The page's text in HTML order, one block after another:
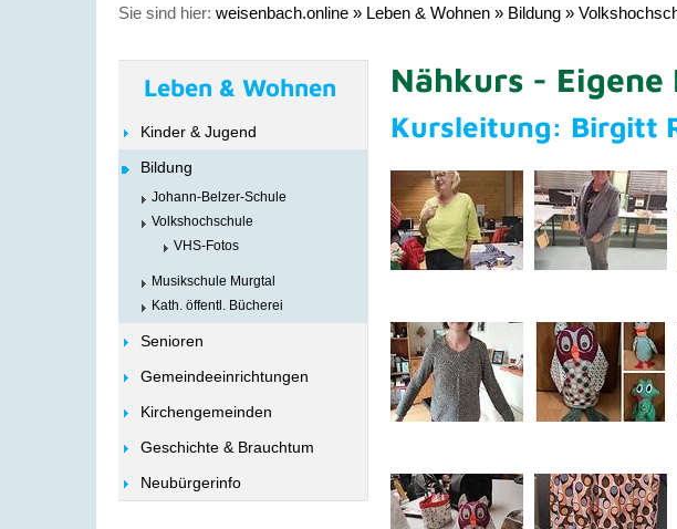
Sie sind hier: weisenbach.online » Leben & Wohnen » Bildung »
Leben & Wohnen
Kinder & Jugend
Bildung
Johann-Belzer-Schule
Volkshochschule
VHS-Fotos
Musikschule Murgtal
Kath. öffentl. Bücherei
Senioren
Gemeindeeinrichtungen
Kirchengemeinden
Geschichte & Brauchtum
Neubürgerinfo
Nähkurs - Eigene
Kursleitung: Birgitt